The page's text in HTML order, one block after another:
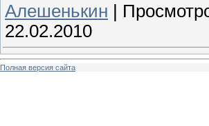
Алешенькин |
22.02.2010
Полная версия сайта